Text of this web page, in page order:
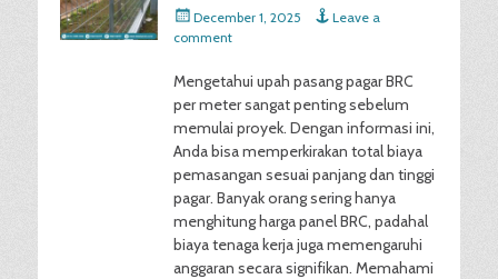
Posted
on
December 1, 2025
Leave a
comment
Mengetahui upah pasang pagar BRC
per meter sangat penting sebelum
memulai proyek. Dengan informasi ini,
Anda bisa memperkirakan total biaya
pemasangan sesuai panjang dan tinggi
pagar. Banyak orang sering hanya
menghitung harga panel BRC, padahal
biaya tenaga kerja juga memengaruhi
anggaran secara signifikan. Memahami